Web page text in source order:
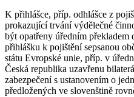
K přihlášce, příp. odhlášce z
prokazující trvání výdělečné
být opatřeny úředním překladem
přihlášku k pojištění sepsanou
státu Evropské unie, příp. v
Česká republika uzavřenu
zabezpečení s ustanovením o
předložených ve slovenštině